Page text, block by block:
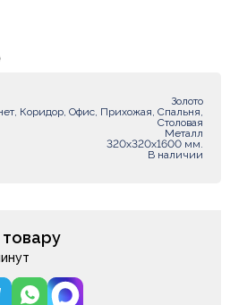
Золото
Коридор, Офис, Прихожая, Спальня,
Столовая
Металл
320х320х1600 мм.
В наличии